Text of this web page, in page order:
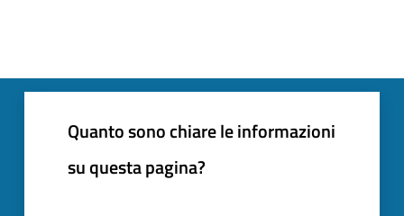
Quanto sono chiare le informazioni
su questa pagina?